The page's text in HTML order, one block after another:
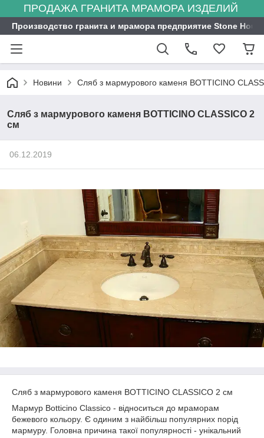
ПРОДАЖА ГРАНИТА МРАМОРА ИЗДЕЛИЙ
Производство гранита и мрамора предприятие Stone
Новини Сляб з мармурового каменя BOTTICINO
Сляб з мармурового каменя BOTTICINO CLASSICO 2
см
06.12.2019
Сляб з мармурового каменя BOTTICINO CLASSICO 2 см
Мармур Botticino Classico - відноситься до мраморам
бежевого кольору. Є одиним з найбільш популярних порід
мармуру. Головна причина такої популярності - унікальний